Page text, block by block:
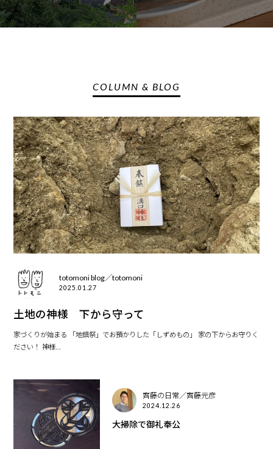
COLUMN & BLOG
totomoni blog／totomoni
2025.01.27
土地の神様 下から守って
家づくりが始まる 「地鎮祭」でお預かりした「しずめもの」 家の下からお守りく
ださい！ 神様...
齊藤の日常／齊藤元彦
2024.12.26
大掃除で御礼奉公